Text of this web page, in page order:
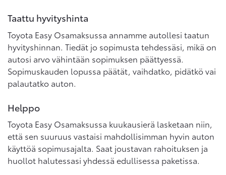
Taattu hyvityshinta
Toyota Easy Osamaksussa annamme autollesi taatun
hyvityshinnan. Tiedät jo sopimusta tehdessäsi, mikä on
autosi arvo vähintään sopimuksen päättyessä.
Sopimuskauden lopussa päätät, vaihdatko, pidätkö vai
palautatko auton.
Helppo
Toyota Easy Osamaksussa kuukausierä lasketaan niin,
että sen suuruus vastaisi mahdollisimman hyvin auton
käyttöä sopimusajalta. Saat joustavan rahoituksen ja
huollot halutessasi yhdessä edullisessa paketissa.